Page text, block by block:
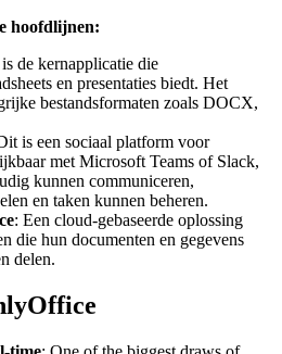
hoofdlijnen:
de kernapplicatie die
en presentaties biedt. Het
bestandsformaten zoals DOCX,
is een sociaal platform voor
met Microsoft Teams of Slack,
kunnen communiceren,
en taken kunnen beheren.
: Een cloud-gebaseerde oplossing
die hun documenten en gegevens
delen.